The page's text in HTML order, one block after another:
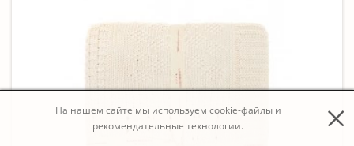
На нашем сайте мы используем cookie-файлы и
рекомендательные технологии.